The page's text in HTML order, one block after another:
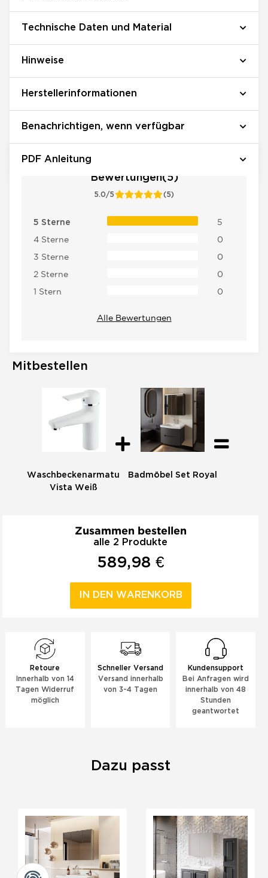
Technische Daten und Material
Hinweise
Herstellerinformationen
Benachrichtigen, wenn verfügbar
PDF Anleitung
Bewertungen(5)
5.0/5 (5)
5 Sterne
5
4 Sterne
0
3 Sterne
0
2 Sterne
0
1 Stern
0
Alle Bewertungen
Mitbestellen
Waschbeckenarmatur
Vista Weiß
Badmöbel Set Royal
Zusammen bestellen
alle 2 Produkte
589,98 €
IN DEN WARENKORB
Retoure
Innerhalb von 14
Tagen Widerruf
möglich
Schneller Versand
Versand innerhalb
von 3-4 Tagen
Kundensupport
Bei Anfragen wird
innerhalb von 48
Stunden
geantwortet
Dazu passt